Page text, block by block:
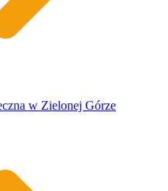
w Zielonej Górze